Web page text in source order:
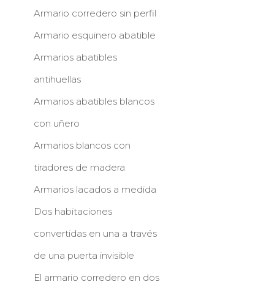
Armario corredero sin perfil
Armario esquinero abatible
Armarios abatibles
antihuellas
Armarios abatibles blancos
con uñero
Armarios blancos con
tiradores de madera
Armarios lacados a medida
Dos habitaciones
convertidas en una a través
de una puerta invisible
El armario corredero en dos